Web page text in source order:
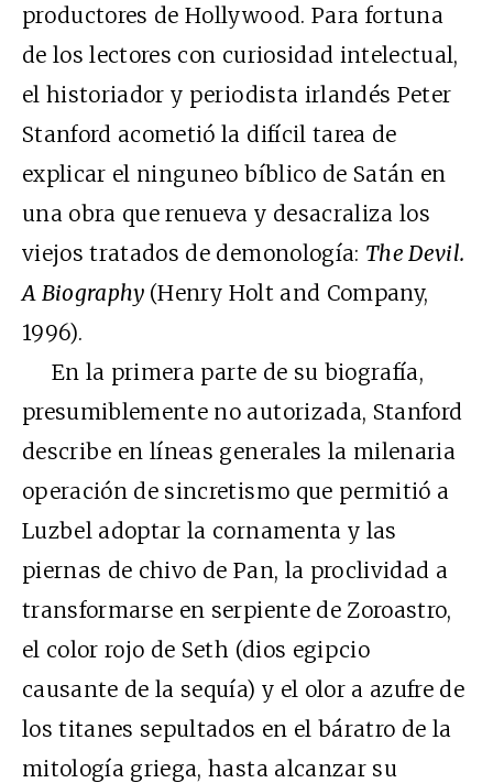
productores de Hollywood. Para fortuna
de los lectores con curiosidad intelectual,
el historiador y periodista irlandés Peter
Stanford acometió la difícil tarea de
explicar el ninguneo bíblico de Satán en
una obra que renueva y desacraliza los
viejos tratados de demonología: The Devil.
A Biography (Henry Holt and Company,
1996).
En la primera parte de su biografía,
presumiblemente no autorizada, Stanford
describe en líneas generales la milenaria
operación de sincretismo que permitió a
Luzbel adoptar la cornamenta y las
piernas de chivo de Pan, la proclividad a
transformarse en serpiente de Zoroastro,
el color rojo de Seth (dios egipcio
causante de la sequía) y el olor a azufre de
los titanes sepultados en el báratro de la
mitología griega, hasta alcanzar su